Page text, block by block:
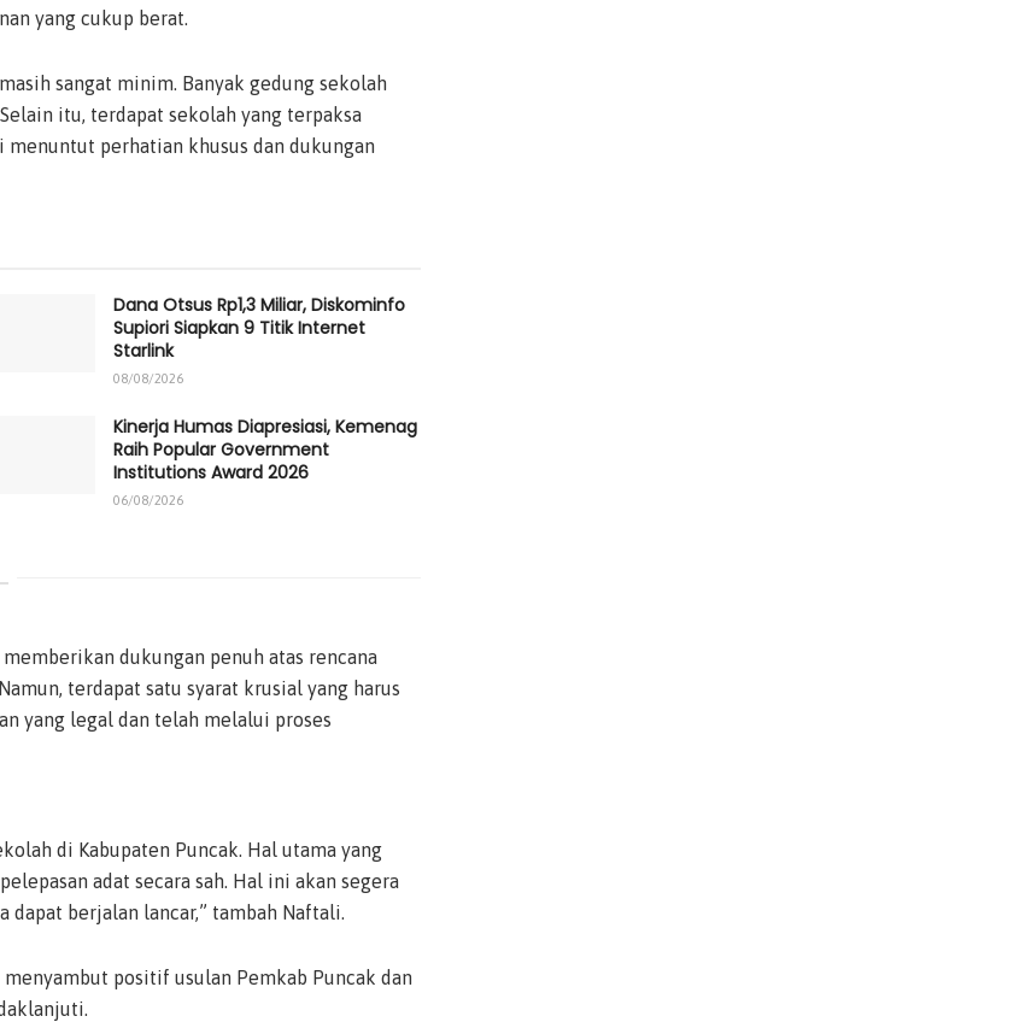
yang cukup berat.
sangat minim. Banyak gedung sekolah
itu, terdapat sekolah yang terpaksa
perhatian khusus dan dukungan
Dana Otsus Rp1,3 Miliar, Diskominfo
Supiori Siapkan 9 Titik Internet
Starlink
08/08/2026
Kinerja Humas Diapresiasi, Kemenag
Raih Popular Government
Institutions Award 2026
06/08/2026
dukungan penuh atas rencana
terdapat satu syarat krusial yang harus
yang legal dan telah melalui proses
di Kabupaten Puncak. Hal utama yang
adat secara sah. Hal ini akan segera
dapat berjalan lancar,” tambah Naftali.
positif usulan Pemkab Puncak dan